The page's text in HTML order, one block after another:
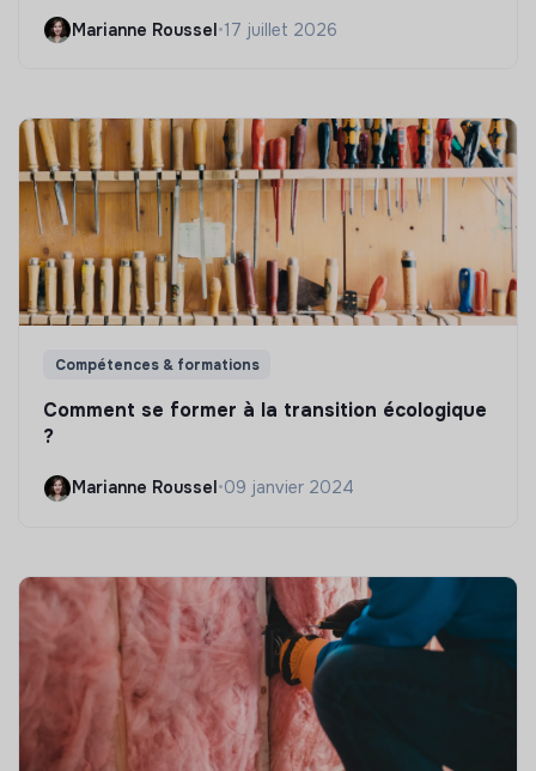
Marianne Roussel•17 juillet 2026
Compétences & formations
Comment se former à la transition écologique
?
Marianne Roussel•09 janvier 2024